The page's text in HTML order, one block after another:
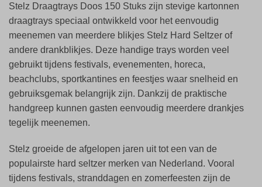
Stelz Draagtrays Doos 150 Stuks zijn stevige kartonnen
draagtrays speciaal ontwikkeld voor het eenvoudig
meenemen van meerdere blikjes Stelz Hard Seltzer of
andere drankblikjes. Deze handige trays worden veel
gebruikt tijdens festivals, evenementen, horeca,
beachclubs, sportkantines en feestjes waar snelheid en
gebruiksgemak belangrijk zijn. Dankzij de praktische
handgreep kunnen gasten eenvoudig meerdere drankjes
tegelijk meenemen.
Stelz groeide de afgelopen jaren uit tot een van de
populairste hard seltzer merken van Nederland. Vooral
tijdens festivals, stranddagen en zomerfeesten zijn de